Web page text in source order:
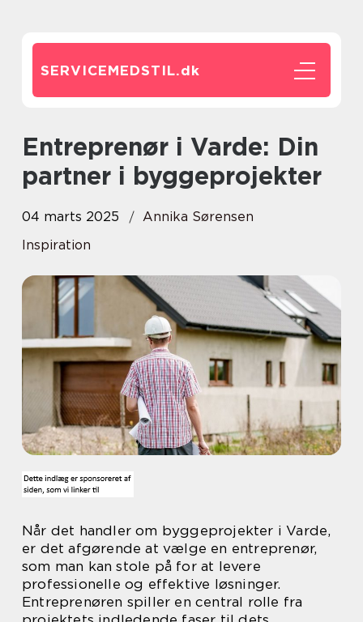
SERVICEMEDSTIL.dk
Entreprenør i Varde: Din
partner i byggeprojekter
04 marts 2025
Annika Sørensen
Inspiration
Når det handler om byggeprojekter i Varde,
er det afgørende at vælge en entreprenør,
som man kan stole på for at levere
professionelle og effektive løsninger.
Entreprenøren spiller en central rolle fra